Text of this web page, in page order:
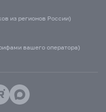
из регионов России)
вашего оператора)